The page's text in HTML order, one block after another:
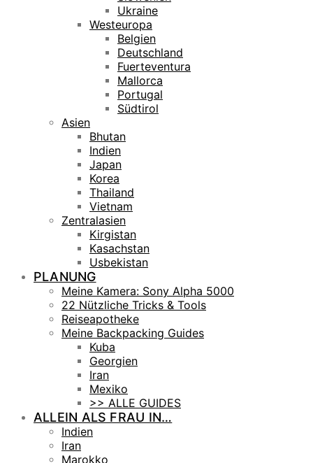
Ukraine
Westeuropa
Belgien
Deutschland
Fuerteventura
Mallorca
Portugal
Südtirol
Asien
Bhutan
Indien
Japan
Korea
Thailand
Vietnam
Zentralasien
Kirgistan
Kasachstan
Usbekistan
PLANUNG
Meine Kamera: Sony Alpha 5000
22 Nützliche Tricks & Tools
Reiseapotheke
Meine Backpacking Guides
Kuba
Georgien
Iran
Mexiko
>> ALLE GUIDES
ALLEIN ALS FRAU IN…
Indien
Iran
Marokko